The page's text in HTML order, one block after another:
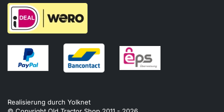
Realisierung durch Yolknet